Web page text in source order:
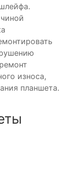
износа,
планшета.